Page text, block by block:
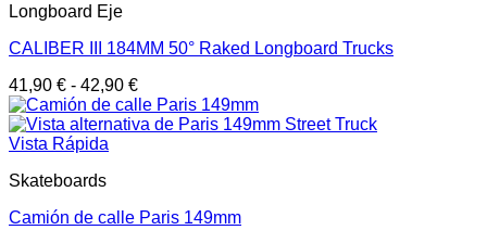
Longboard Eje
CALIBER III 184MM 50° Raked Longboard Trucks
41,90 € - 42,90 €
Vista Rápida
Skateboards
Camión de calle Paris 149mm